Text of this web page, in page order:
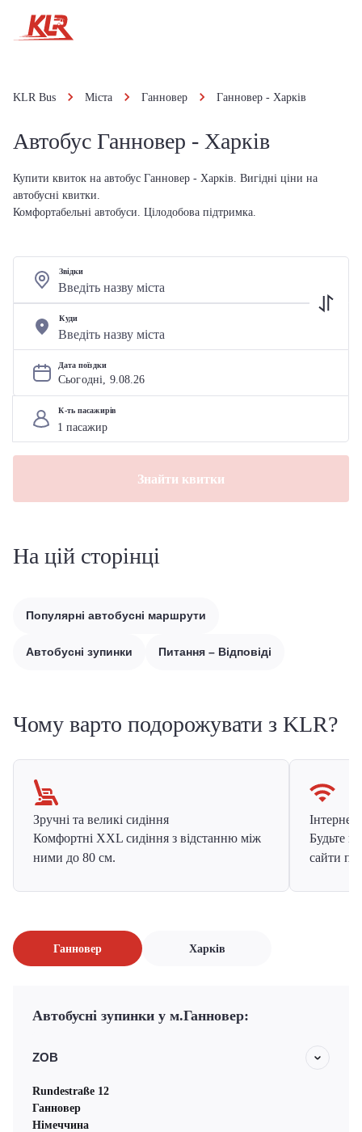
KLR Bus Міста Ганновер Ганновер - Харків
Автобус Ганновер - Харків
Купити квиток на автобус Ганновер - Харків. Вигідні ціни на
автобусні квитки.
Комфортабельні автобуси. Цілодобова підтримка.
Звідки
Куди
Дата поїздки
Сьогодні, 9.08.26
К-ть пасажирів
Знайти квитки
На цій сторінці
Популярні автобусні маршрути
Автобусні зупинки Питання – Відповіді
Чому варто подорожувати з KLR?
Зручні та великі сидіння
Комфортні XXL сидіння з відстанню між
ними до 80 см.
Інтернет
Будьте
сайти
Ганновер Харків
Автобусні зупинки у м.Ганновер:
ZOB
Rundestraße 12
Ганновер
Німеччина